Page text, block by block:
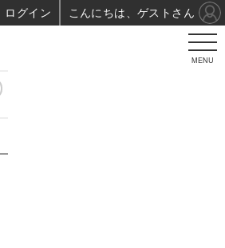
MENU
ログイン こんにちは、ゲストさん